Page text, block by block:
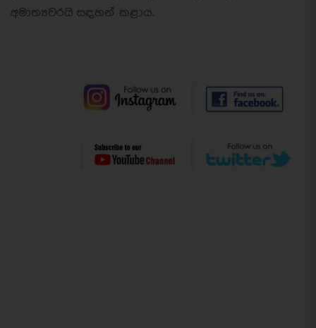
අමාත්‍යවරයි සඳහන් කළාය.